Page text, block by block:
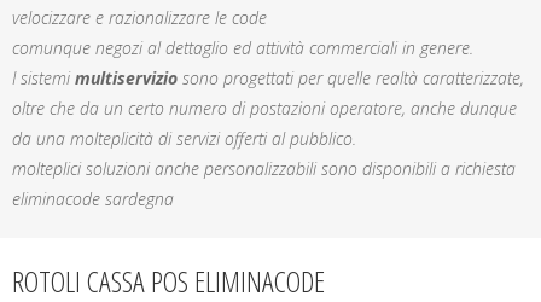
velocizzare e razionalizzare le code
comunque negozi al dettaglio ed attività commerciali in genere.
I sistemi multiservizio sono progettati per quelle realtà caratterizzate,
oltre che da un certo numero di postazioni operatore, anche dunque
da una molteplicità di servizi offerti al pubblico.
molteplici soluzioni anche personalizzabili sono disponibili a richiesta
eliminacode sardegna
ROTOLI CASSA POS ELIMINACODE